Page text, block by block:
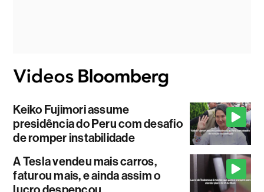
Keiko Fujimori assume
presidência do Peru com desafio
de romper instabilidade
A Tesla vendeu mais carros,
faturou mais, e ainda assim o